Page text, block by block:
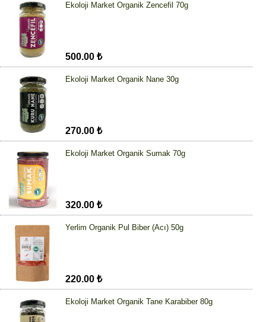
Ekoloji Market Organik Zencefil 70g
500.00 ₺
Ekoloji Market Organik Nane 30g
270.00 ₺
Ekoloji Market Organik Sumak 70g
320.00 ₺
Yerlim Organik Pul Biber (Acı) 50g
220.00 ₺
Ekoloji Market Organik Tane Karabiber 80g